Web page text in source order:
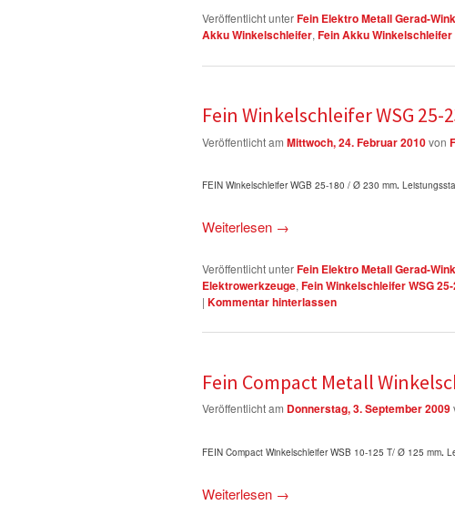
Veröffentlicht unterFein Elektro Metall Gerad-
Akku Winkelschleifer, Fein Akku
Fein Winkelschleifer WSG 25-
Veröffentlicht am Mittwoch, 24. Februar 2010von
FEIN Winkelschleifer WGB 25-180 / Ø 230 mm.
Weiterlesen →
Veröffentlicht unterFein Elektro Metall Gerad-
Elektrowerkzeuge, Fein Winkelschleifer WSG
| Kommentar hinterlassen
Fein Compact Metall
Veröffentlicht am Donnerstag, 3. September 2009
FEIN Compact Winkelschleifer WSB 10-125 T/ Ø 125 mm.
Weiterlesen →